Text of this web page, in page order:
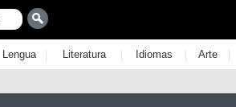
Lengua | Literatura | Idiomas | Arte |